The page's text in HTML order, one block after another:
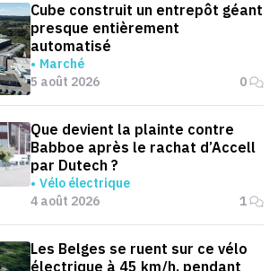
Cube construit un entrepôt géant
presque entièrement
automatisé
Marché
5 août 2026
0
Que devient la plainte contre
Babboe après le rachat d’Accell
par Dutech ?
Vélo électrique
4 août 2026
1
Les Belges se ruent sur ce vélo
électrique à 45 km/h, pendant